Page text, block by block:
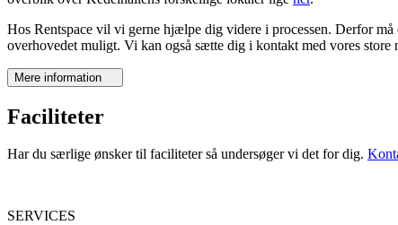
Hos Rentspace vil vi gerne hjælpe dig videre i processen. Derfor
overhovedet muligt. Vi kan også sætte dig i kontakt med vores
Mere information
Faciliteter
Har du særlige ønsker til faciliteter så undersøger vi det for dig.
SERVICES